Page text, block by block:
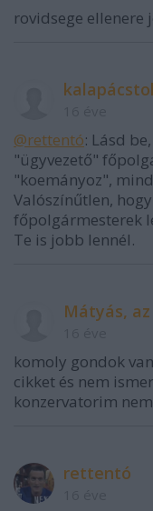
rovidsege ellenere
@rettentó: Lásd
"ügyvezető"
"koemányoz",
Valószínűtlen,
főpolgármesterek
Te is jobb lennél.
Mátyás,
komoly gondok
cikket és nem
konzervatorim
rettentó